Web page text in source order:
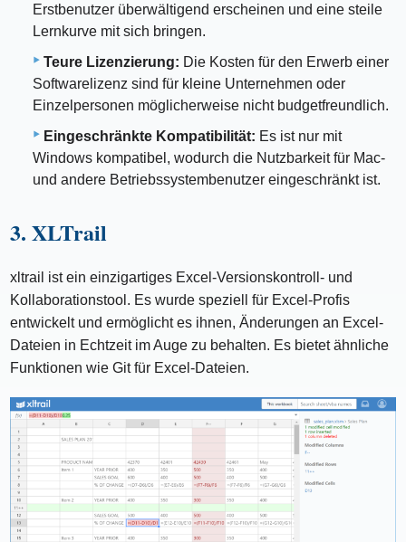
Erstbenutzer überwältigend erscheinen und eine steile
Lernkurve mit sich bringen.
Teure Lizenzierung: Die Kosten für den Erwerb einer
Softwarelizenz sind für kleine Unternehmen oder
Einzelpersonen möglicherweise nicht budgetfreundlich.
Eingeschränkte Kompatibilität: Es ist nur mit
Windows kompatibel, wodurch die Nutzbarkeit für Mac-
und andere Betriebssystembenutzer eingeschränkt ist.
3. XLTrail
xltrail ist ein einzigartiges Excel-Versionskontroll- und
Kollaborationstool. Es wurde speziell für Excel-Profis
entwickelt und ermöglicht es ihnen, Änderungen an Excel-
Dateien in Echtzeit im Auge zu behalten. Es bietet ähnliche
Funktionen wie Git für Excel-Dateien.